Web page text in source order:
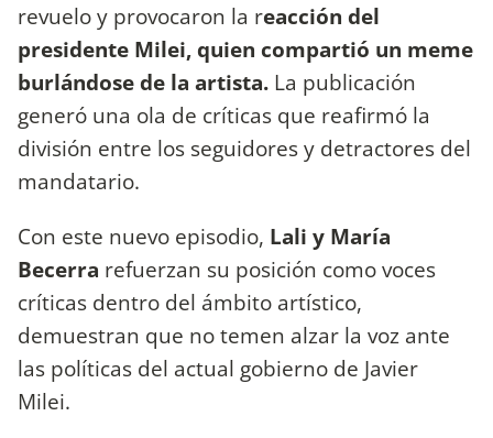
revuelo y provocaron la reacción del
presidente Milei, quien compartió un meme
burlándose de la artista. La publicación
generó una ola de críticas que reafirmó la
división entre los seguidores y detractores del
mandatario.
Con este nuevo episodio, Lali y María
Becerra refuerzan su posición como voces
críticas dentro del ámbito artístico,
demuestran que no temen alzar la voz ante
las políticas del actual gobierno de Javier
Milei.